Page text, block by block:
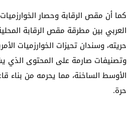
كما أن مقص الرقابة وحصار
العربي بين مطرقة مقص الرقابة
حريته، وسندان تحيزات الخوارزميات
وتصنيفات صارمة على المحتوى الذي
الأوسط الساخنة، مما يحرمه من بناء
حرة.